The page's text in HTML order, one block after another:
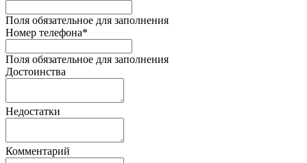
Поля обязательное для заполнения
Номер телефона*
Поля обязательное для заполнения
Достоинства
Недостатки
Комментарий